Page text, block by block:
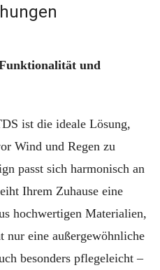
und
ist die ideale Lösung,
Wind und Regen zu
passt sich harmonisch an
Ihrem Zuhause eine
hochwertigen Materialien,
nur eine außergewöhnliche
besonders pflegeleicht –